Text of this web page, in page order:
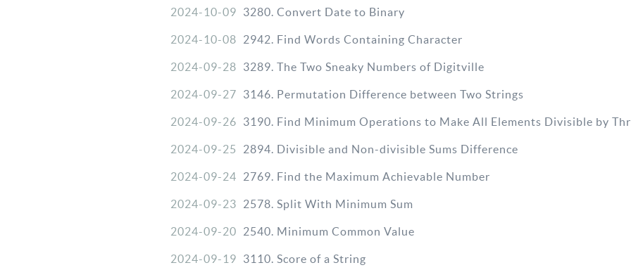
2024-10-09 3280. Convert Date to Binary
2024-10-08 2942. Find Words Containing Character
2024-09-28 3289. The Two Sneaky Numbers of Digitville
2024-09-27 3146. Permutation Difference between Two Strings
2024-09-26 3190. Find Minimum Operations to Make All Elements Divisible by
2024-09-25 2894. Divisible and Non-divisible Sums Difference
2024-09-24 2769. Find the Maximum Achievable Number
2024-09-23 2578. Split With Minimum Sum
2024-09-20 2540. Minimum Common Value
2024-09-19 3110. Score of a String